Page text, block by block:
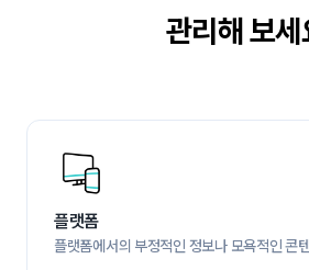
관리해 보세
플랫폼
플랫폼에서의 부정적인 정보나 모욕적인 콘